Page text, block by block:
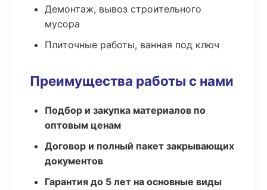
Демонтаж, вывоз строительного
мусора
Плиточные работы, ванная под ключ
Преимущества работы с нами
Подбор и закупка материалов по
оптовым ценам
Договор и полный пакет закрывающих
документов
Гарантия до 5 лет на основные виды